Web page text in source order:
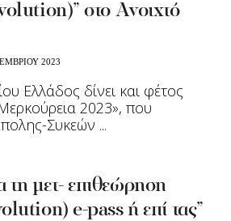
στο Ανοιχτό
2023
Ελλάδος δίνει και φέτος
2023», που
Συκεών ...
τη μετ- επιθεώρηση
e-pass ή επί τας”